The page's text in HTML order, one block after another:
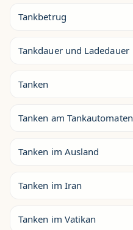
Tankbetrug
Tankdauer und Ladedauer
Tanken
Tanken am Tankautomaten
Tanken im Ausland
Tanken im Iran
Tanken im Vatikan